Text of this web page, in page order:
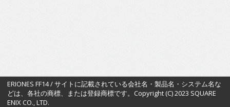
ERIONES FF14 / サイトに記載されている会社名・製品名・システム名な
どは、各社の商標、または登録商標です。Copyright (C) 2023 SQUARE
ENIX CO., LTD.